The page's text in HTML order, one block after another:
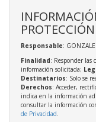
Responsable:
Finalidad: Responder las
información solicitada;
Destinatarios: Solo se
Derechos: Acceder,
indica en la información
consultar la información
de Privacidad.